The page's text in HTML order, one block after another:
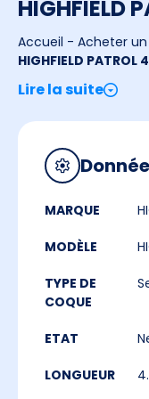
HIGHFIELD
Accueil - Acheter
HIGHFIELD PATROL
Lire la suite
MARQUE
MODÈLE
TYPE DE
COQUE
ETAT
LONGUEUR